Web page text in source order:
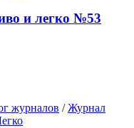
и легко №53
журналов /Журнал